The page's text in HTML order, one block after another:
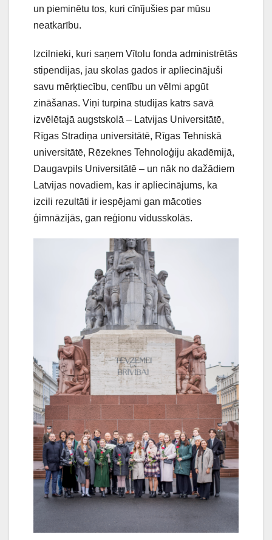
un pieminētu tos, kuri cīnījušies par mūsu
neatkarību.
Izcilnieki, kuri saņem Vītolu fonda administrētās
stipendijas, jau skolas gados ir apliecinājuši
savu mērķtiecību, centību un vēlmi apgūt
zināšanas. Viņi turpina studijas katrs savā
izvēlētajā augstskolā – Latvijas Universitātē,
Rīgas Stradiņa universitātē, Rīgas Tehniskā
universitātē, Rēzeknes Tehnoloģiju akadēmijā,
Daugavpils Universitātē – un nāk no dažādiem
Latvijas novadiem, kas ir apliecinājums, ka
izcili rezultāti ir iespējami gan mācoties
ģimnāzijās, gan reģionu vidusskolās.